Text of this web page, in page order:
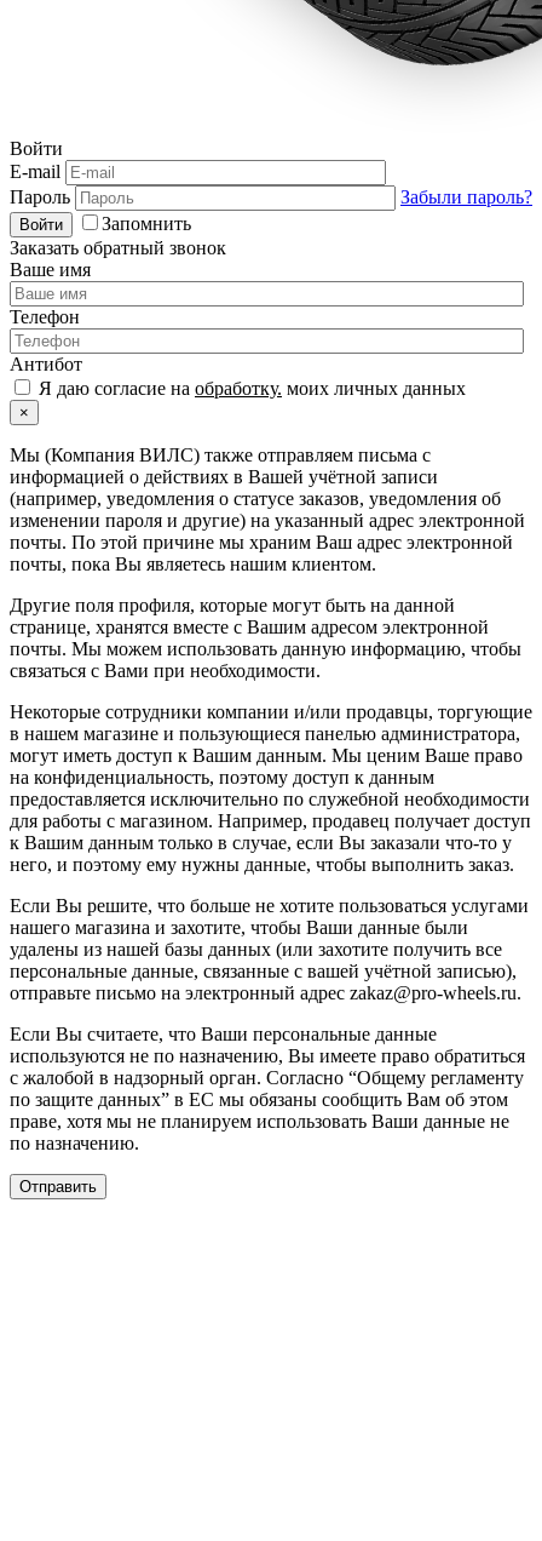
Войти
E-mail
Пароль
Забыли пароль?
Войти
Запомнить
Заказать обратный звонок
Ваше имя
Телефон
Антибот
Я даю согласие на обработку. моих личных данных
×
Мы (Компания ВИЛС) также отправляем письма с
информацией о действиях в Вашей учётной записи
(например, уведомления о статусе заказов, уведомления об
изменении пароля и другие) на указанный адрес электронной
почты. По этой причине мы храним Ваш адрес электронной
почты, пока Вы являетесь нашим клиентом.
Другие поля профиля, которые могут быть на данной
странице, хранятся вместе с Вашим адресом электронной
почты. Мы можем использовать данную информацию, чтобы
связаться с Вами при необходимости.
Некоторые сотрудники компании и/или продавцы, торгующие
в нашем магазине и пользующиеся панелью администратора,
могут иметь доступ к Вашим данным. Мы ценим Ваше право
на конфиденциальность, поэтому доступ к данным
предоставляется исключительно по служебной необходимости
для работы с магазином. Например, продавец получает доступ
к Вашим данным только в случае, если Вы заказали что-то у
него, и поэтому ему нужны данные, чтобы выполнить заказ.
Если Вы решите, что больше не хотите пользоваться услугами
нашего магазина и захотите, чтобы Ваши данные были
удалены из нашей базы данных (или захотите получить все
персональные данные, связанные с вашей учётной записью),
отправьте письмо на электронный адрес zakaz@pro-wheels.ru.
Если Вы считаете, что Ваши персональные данные
используются не по назначению, Вы имеете право обратиться
с жалобой в надзорный орган. Согласно “Общему регламенту
по защите данных” в ЕС мы обязаны сообщить Вам об этом
праве, хотя мы не планируем использовать Ваши данные не
по назначению.
Отправить